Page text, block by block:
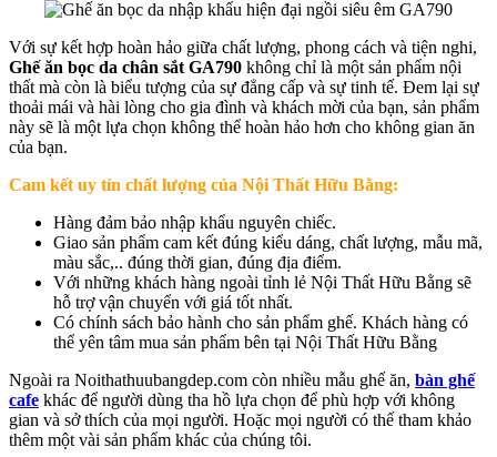
Với sự kết hợp hoàn hảo giữa chất lượng, phong cách và tiện nghi,
Ghế ăn bọc da chân sắt GA790 không chỉ là một sản phẩm nội
thất mà còn là biểu tượng của sự đẳng cấp và sự tinh tế. Đem lại sự
thoải mái và hài lòng cho gia đình và khách mời của bạn, sản phẩm
này sẽ là một lựa chọn không thể hoàn hảo hơn cho không gian ăn
của bạn.
Cam kết uy tín chất lượng của Nội Thất Hữu Bằng:
Hàng đảm bảo nhập khẩu nguyên chiếc.
Giao sản phẩm cam kết đúng kiểu dáng, chất lượng, mẫu mã,
màu sắc,.. đúng thời gian, đúng địa điểm.
Với những khách hàng ngoài tỉnh lẻ Nội Thất Hữu Bằng sẽ
hỗ trợ vận chuyển với giá tốt nhất.
Có chính sách bảo hành cho sản phẩm ghế. Khách hàng có
thể yên tâm mua sản phẩm bên tại Nội Thất Hữu Bằng
Ngoài ra Noithathuubangdep.com còn nhiều mẫu ghế ăn, bàn ghế
cafe khác để người dùng tha hồ lựa chọn để phù hợp với không
gian và sở thích của mọi người. Hoặc mọi người có thế tham khảo
thêm một vài sản phẩm khác của chúng tôi.